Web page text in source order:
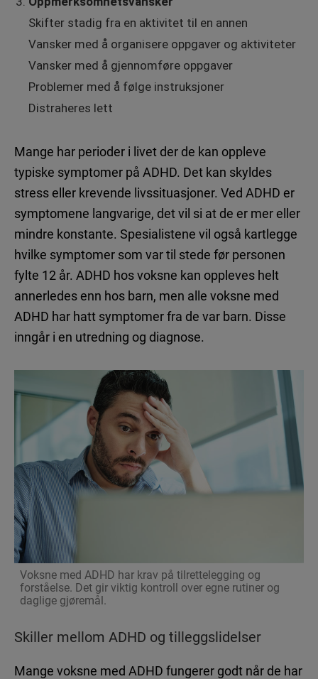
Skifter stadig fra en aktivitet til en annen
Vansker med å organisere oppgaver og aktiviteter
Vansker med å gjennomføre oppgaver
Problemer med å følge instruksjoner
Distraheres lett
Mange har perioder i livet der de kan oppleve
typiske symptomer på ADHD. Det kan skyldes
stress eller krevende livssituasjoner. Ved ADHD er
symptomene langvarige, det vil si at de er mer eller
mindre konstante. Spesialistene vil også kartlegge
hvilke symptomer som var til stede før personen
fylte 12 år. ADHD hos voksne kan oppleves helt
annerledes enn hos barn, men alle voksne med
ADHD har hatt symptomer fra de var barn. Disse
inngår i en utredning og diagnose.
Voksne med ADHD har krav på tilrettelegging og
forståelse. Det gir viktig kontroll over egne rutiner og
daglige gjøremål.
Skiller mellom ADHD og tilleggslidelser
Mange voksne med ADHD fungerer godt når de har